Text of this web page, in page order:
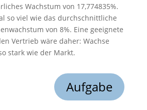
Wachstum von 17,774835%.
so viel wie das durchschnittliche
von 8%. Eine geeignete
Vertrieb wäre daher: Wachse
stark wie der Markt.
Aufgabe